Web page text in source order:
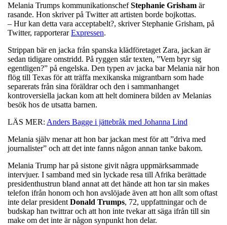
Melania Trumps kommunikationschefStephanie Grisham är
rasande. Hon skriver på Twitter att artisten borde bojkottas.
– Hur kan detta vara acceptabelt?, skriver Stephanie Grisham, på
Twitter, rapporterarExpressen.
Strippan bär en jacka från spanska klädföretaget Zara, jackan är
sedan tidigare omstridd. På ryggen står texten, ”Vem bryr sig
egentligen?” på engelska. Den typen av jacka bar Melania när hon
flög till Texas för att träffa mexikanska migrantbarn som hade
separerats från sina föräldrar och den i sammanhanget
kontroversiella jackan kom att helt dominera bilden av Melanias
besök hos de utsatta barnen.
LÄS MER: Anders Bagge i jättebråk med Johanna Lind
Melania själv menar att hon bar jackan mest för att ”driva med
journalister” och att det inte fanns någon annan tanke bakom.
Melania Trump har på sistone givit några uppmärksammade
intervjuer. I samband med sin lyckade resa till Afrika berättade
presidenthustrun bland annat att det hände att hon tar sin makes
telefon ifrån honom och hon avslöjade även att hon allt som oftast
inte delar president Donald Trumps, 72, uppfattningar och de
budskap han twittrar och att hon inte tvekar att säga ifrån till sin
make om det inte är någon synpunkt hon delar.